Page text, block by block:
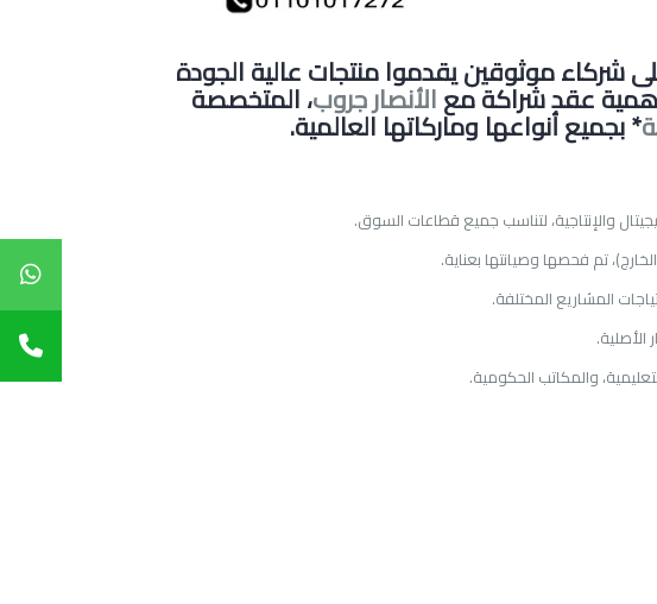
شركاء موثوقين يقدموا منتجات عالية الجودة
عقد شراكة معالأنصار جروب، المتخصصة
* بجميع أنواعها وماركاتها العالمية.
والإنتاجية، لتناسب جميع قطاعات السوق.
تم فحصها وصيانتها بعناية.
المشاريع المختلفة.
الأصلية.
والمكاتب الحكومية.